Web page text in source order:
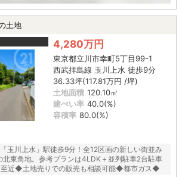
土地
4,280万円
東京都立川市幸町5丁目99-1
西武拝島線 玉川上水 徒歩9分
36.33坪(117.81万円 /坪)
土地面積 120.10㎡
建ぺい率 40.0(%)
容積率 80.0(%)
玉川上水」駅徒歩9分！全12区画の新しい街並み
東角地。参考プランは4LDK＋並列駐車2台駐車
近◆土地売りでの販売も相談可能◆都市ガス◆